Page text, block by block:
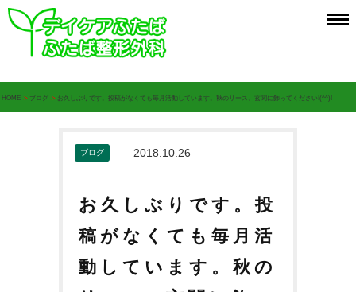
HOME > ブログ > お久しぶりです。投稿がなくても毎月活動しています。秋のリース、玄関に飾ってください!(^^)!
ブログ 2018.10.26
お久しぶりです。投
稿がなくても毎月活
動しています。秋の